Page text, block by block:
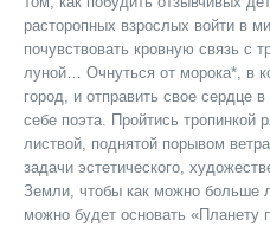
расторопных взрослых войти в
почувствовать кровную связь с
луной… Очнуться от морока*, в
город, и отправить свое сердце
себе поэта. Пройтись тропинкой
листвой, поднятой порывом
задачи эстетического,
Земли, чтобы как можно больше
можно будет основать «Планету